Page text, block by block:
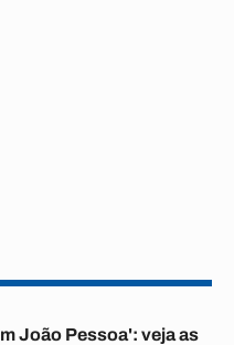
João Pessoa': veja as